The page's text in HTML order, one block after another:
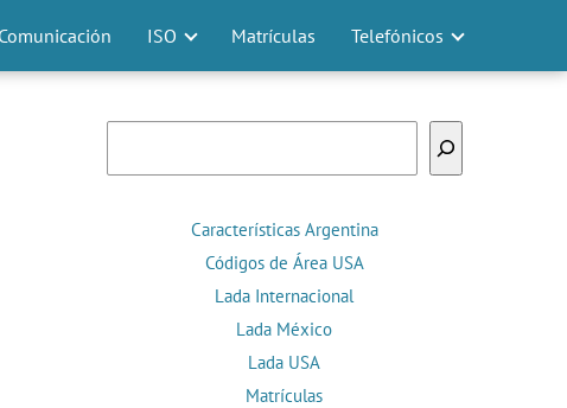
Comunicación ISO Matrículas Telefónicos
Características Argentina
Códigos de Área USA
Lada Internacional
Lada México
Lada USA
Matrículas